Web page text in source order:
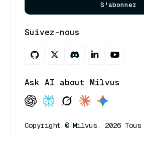
S'abonner
Suivez-nous
Ask AI about Milvus
Copyright © Milvus. 2026